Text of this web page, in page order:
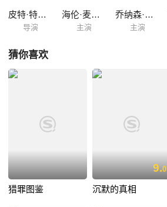
皮特·特拉维斯
导演
海伦·麦克洛瑞
主演
乔纳森·福布斯
主演
猜你喜欢
猎罪图鉴
9.0
沉默的真相